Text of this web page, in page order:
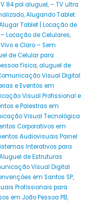
84 pol aluguel,– TV ultra
,Alugando Tablet:
Tablet | Locação de
Locação de Celulares,
e Claro – Sem
de Celular para
física,aluguel de
Visual Digital
e Eventos em
Visual Profissional e
e Palestras em
Visual Tecnológica
Corporativos em
Audiovisuais Painel
Interativos para
de Estruturas
Visual Digital
em Santos SP,
Profissionais para
em João Pessoa PB,